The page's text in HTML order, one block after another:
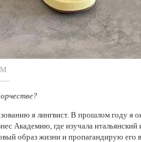
я лингвист. В прошлом году я
Академию, где изучала итальянский
образ жизни и пропагандирую его